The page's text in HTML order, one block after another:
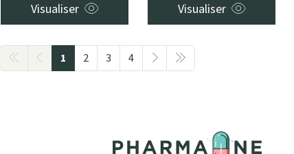
Visualiser Visualiser
1 2 3 4